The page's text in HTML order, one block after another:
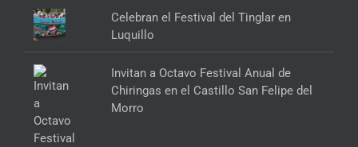
Celebran el Festival del Tinglar en
Luquillo
Invitan a Octavo Festival Anual de
Chiringas en el Castillo San Felipe del
Morro